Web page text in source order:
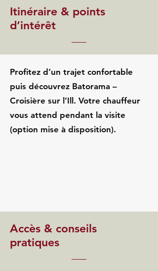
Itinéraire & points
d’intérêt
Profitez d’un trajet confortable
puis découvrez Batorama –
Croisière sur l’Ill. Votre chauffeur
vous attend pendant la visite
(option mise à disposition).
Accès & conseils
pratiques